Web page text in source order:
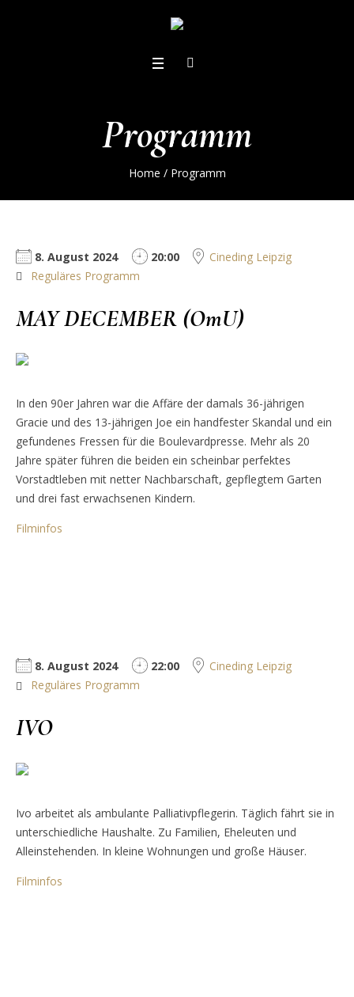
Programm
Home / Programm
8. August 2024 20:00
Cineding Leipzig
Reguläres Programm
MAY DECEMBER (OmU)
In den 90er Jahren war die Affäre der damals 36-jährigen
Gracie und des 13-jährigen Joe ein handfester Skandal und ein
gefundenes Fressen für die Boulevardpresse. Mehr als 20
Jahre später führen die beiden ein scheinbar perfektes
Vorstadtleben mit netter Nachbarschaft, gepflegtem Garten
und drei fast erwachsenen Kindern.
Filminfos
8. August 2024 22:00
Cineding Leipzig
Reguläres Programm
IVO
Ivo arbeitet als ambulante Palliativpflegerin. Täglich fährt sie in
unterschiedliche Haushalte. Zu Familien, Eheleuten und
Alleinstehenden. In kleine Wohnungen und große Häuser.
Filminfos